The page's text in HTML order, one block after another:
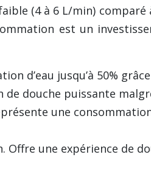
(4 à 6 L/min)
est un
d’eau jusqu’à 50%
de douche puissante
une
Offre une expérience de